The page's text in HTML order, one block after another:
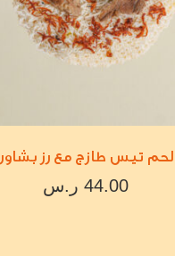
لحم تيس طازج مع رز بشاور
44.00 ر.س